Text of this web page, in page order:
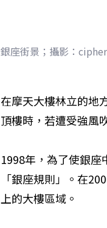
銀座街景；攝影：cipher
在摩天大樓林立的地
頂樓時，若遭受強風
1998年，為了使銀
「銀座規則」。在
上的大樓區域。